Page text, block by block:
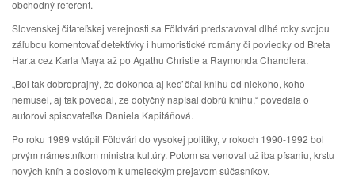
obchodný referent.
Slovenskej čitateľskej verejnosti sa Földvári predstavoval dlhé roky svojou
záľubou komentovať detektívky i humoristické romány či poviedky od Breta
Harta cez Karla Maya až po Agathu Christie a Raymonda Chandlera.
„Bol tak dobroprajný, že dokonca aj keď čítal knihu od niekoho, koho
nemusel, aj tak povedal, že dotyčný napísal dobrú knihu,“ povedala o
autorovi spisovateľka Daniela Kapitáňová.
Po roku 1989 vstúpil Földvári do vysokej politiky, v rokoch 1990-1992 bol
prvým námestníkom ministra kultúry. Potom sa venoval už iba písaniu, krstu
nových kníh a doslovom k umeleckým prejavom súčasníkov.